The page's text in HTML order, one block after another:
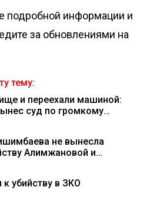
подробной информации и
за обновлениями на
тему:
и переехали машиной:
суд по громкому
не вынесла
Алимжановой и
убийству в ЗКО